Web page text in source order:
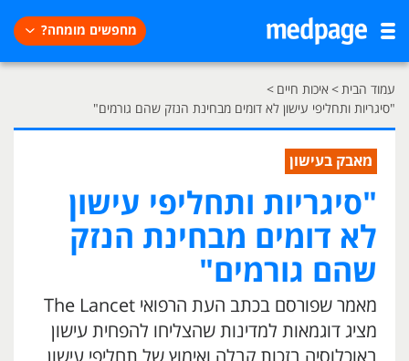
מחפשים מומחה?
עמוד הבית> איכות חיים >
"סיגריות ותחליפי עישון לא דומים מבחינת הנזק שהם גורמים"
מאבק בעישון
"סיגריות ותחליפי עישון
לא דומים מבחינת הנזק
שהם גורמים"
מאמר שפורסם בכתב העת הרפואי The Lancet
מציג דוגמאות למדינות שהצליחו להפחית עישון